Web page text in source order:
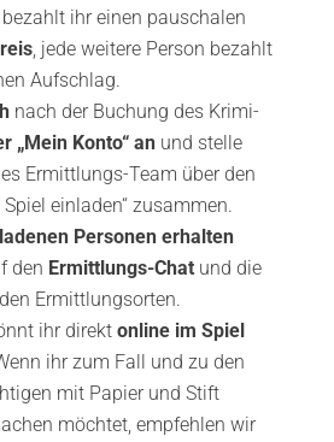
bezahlt ihr einen pauschalen
, jede weitere Person bezahlt
Aufschlag.
nach der Buchung des Krimi-
„Mein Konto“ an und stelle
Ermittlungs-Team über den
Spiel einladen“ zusammen.
Personen erhalten
den Ermittlungs-Chat und die
Ermittlungsorten.
ihr direkt online im Spiel
ihr zum Fall und zu den
mit Papier und Stift
möchtet, empfehlen wir